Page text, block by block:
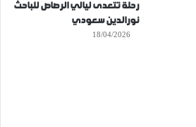
رحلة تتعدى ليالي الرصاص للباحث
نورالدين سعودي
18/04/2026